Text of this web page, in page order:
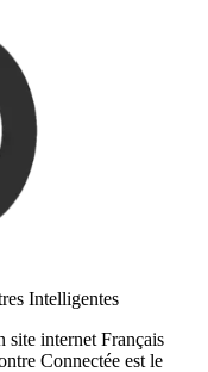
Intelligentes
site internet Français
Connectée est le